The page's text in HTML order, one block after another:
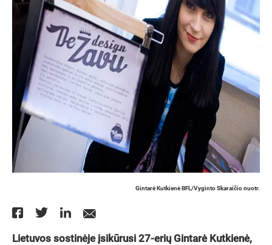
Gintarė Kutkienė BFL/Vyginto Skaraičio nuotr.
Lietuvos sostinėje įsikūrusi 27-erių Gintarė Kutkienė,